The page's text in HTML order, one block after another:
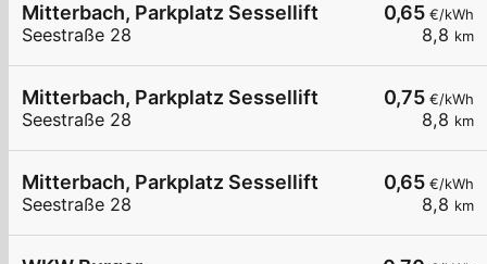
0,65 €/kWh
8,8 km
Mitterbach, Parkplatz Sessellift
Seestraße 28
0,75 €/kWh
8,8 km
Mitterbach, Parkplatz Sessellift
Seestraße 28
0,65 €/kWh
8,8 km
Mitterbach, Parkplatz Sessellift
Seestraße 28